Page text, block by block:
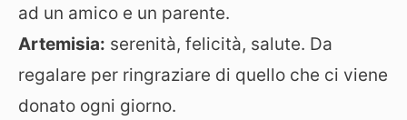
ad un amico e un parente.
Artemisia: serenità, felicità, salute. Da
regalare per ringraziare di quello che ci viene
donato ogni giorno.